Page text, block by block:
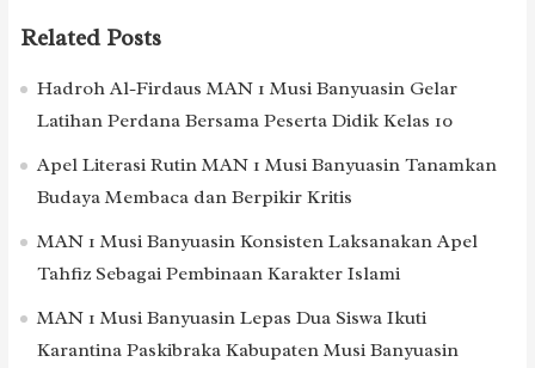
Related Posts
Hadroh Al-Firdaus MAN 1 Musi Banyuasin Gelar
Latihan Perdana Bersama Peserta Didik Kelas 10
Apel Literasi Rutin MAN 1 Musi Banyuasin Tanamkan
Budaya Membaca dan Berpikir Kritis
MAN 1 Musi Banyuasin Konsisten Laksanakan Apel
Tahfiz Sebagai Pembinaan Karakter Islami
MAN 1 Musi Banyuasin Lepas Dua Siswa Ikuti
Karantina Paskibraka Kabupaten Musi Banyuasin